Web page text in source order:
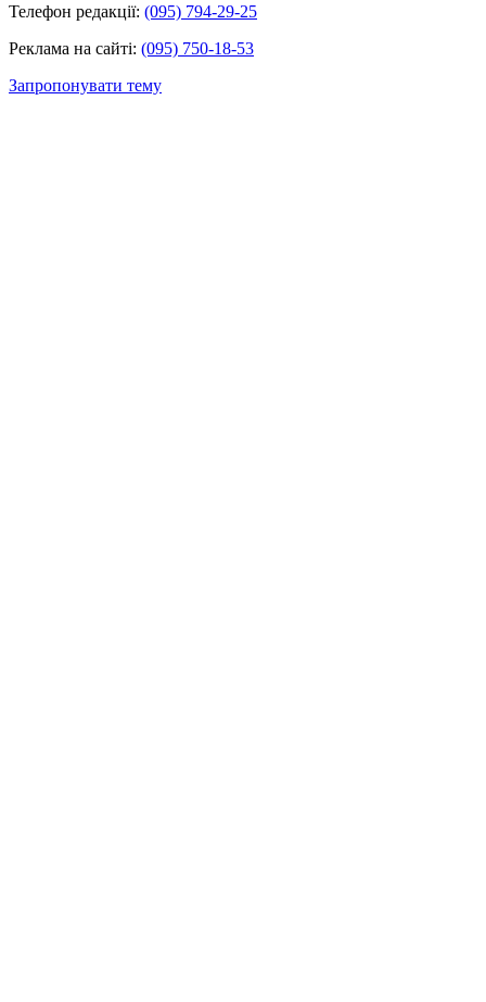
Телефон редакції: (095) 794-29-25
Реклама на сайті: (095) 750-18-53
Запропонувати тему